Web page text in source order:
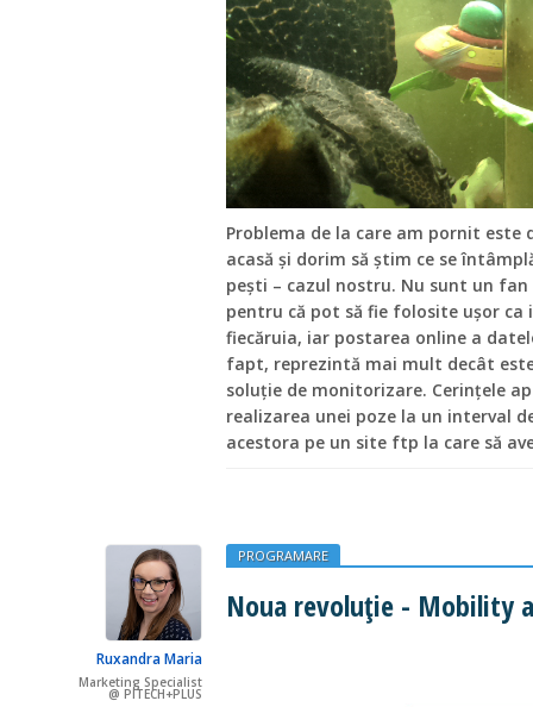
Problema de la care am pornit este
acasă și dorim să știm ce se
pești – cazul nostru. Nu sunt un
pentru că pot să fie folosite ușor
fiecăruia, iar postarea online a
fapt, reprezintă mai mult decât
soluție de monitorizare. Cerințele
realizarea unei poze la un interval
acestora pe un site ftp la care să
Ruxandra Maria
Marketing Specialist
@ PITECH+PLUS
PROGRAMARE
Noua revoluție - Mobility